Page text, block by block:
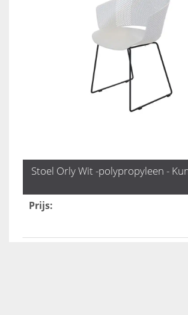
Stoel Orly Wit -polypropyleen -
Prijs: